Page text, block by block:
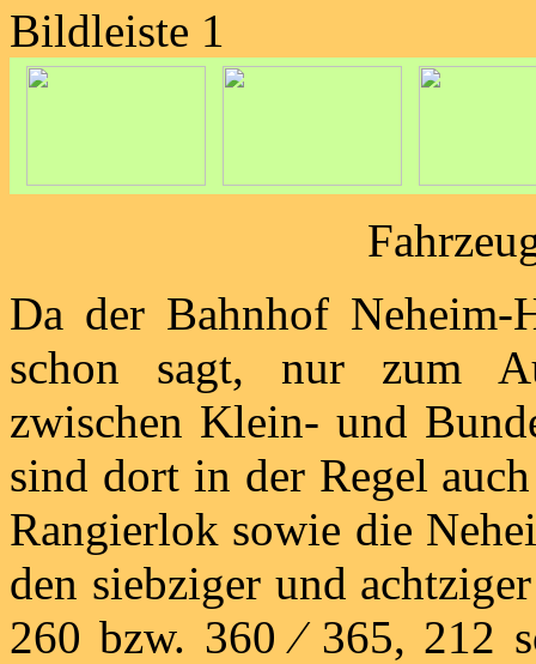
Bildleiste 1
Da der Bahnhof Neheim-
schon sagt, nur zum
zwischen Klein- und
sind dort in der Regel
Rangierlok sowie die
den siebziger und
260 bzw. 360 ⁄ 365, 212